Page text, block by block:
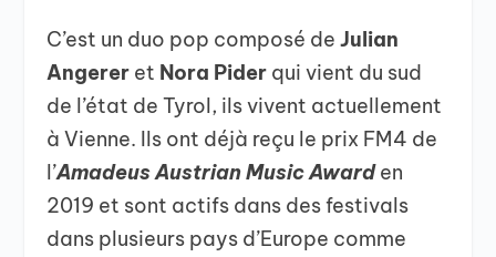
C’est un duo pop composé deJulian
Angerer et Nora Pider quivient du sud
de l’état de Tyrol, ils vivent actuellement
à Vienne. Ils ont déjà reçu le prix FM4 de
l’Amadeus Austrian Music Awarden
2019 et sont actifs dans des festivals
dans plusieurs pays d’Europe comme